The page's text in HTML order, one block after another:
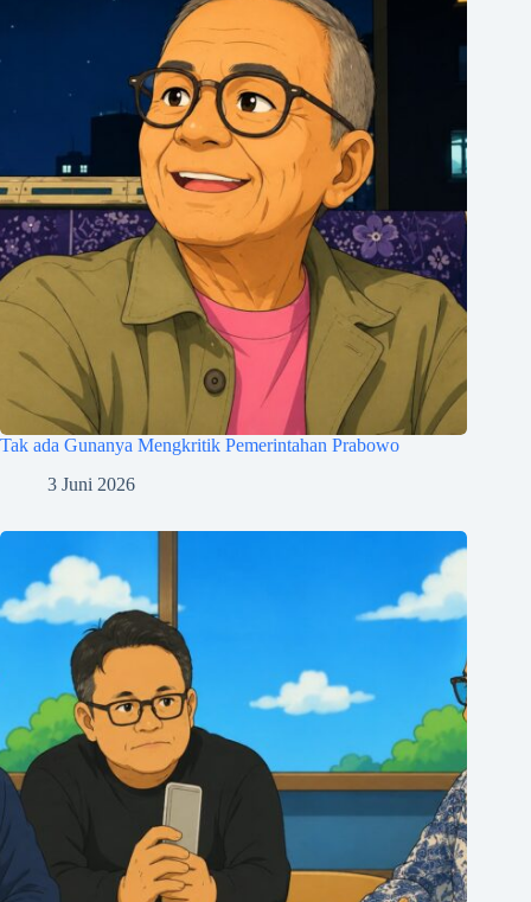
Tak ada Gunanya Mengkritik Pemerintahan Prabowo
3 Juni 2026